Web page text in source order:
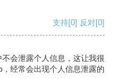
支持[0] 反对[0]
会泄露个人信息，这让我很
经常会出现个人信息泄露的